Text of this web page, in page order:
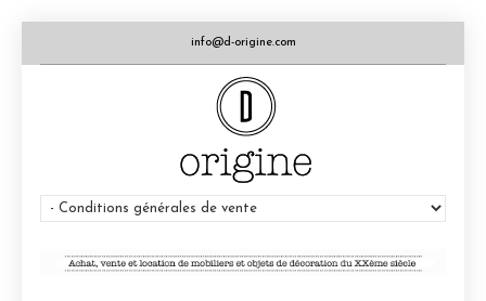
info@d-origine.com